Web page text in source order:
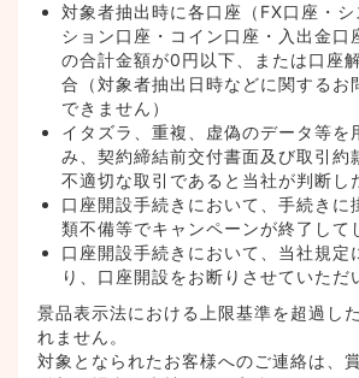
対象者抽出時に各口座（FX口座・
ション口座・コイン口座・入出金口
の合計金額が0円以下、または口座
合（対象者抽出日時などに関するお
できません）
イタズラ、重複、虚偽のデータ等を
み、契約締結前交付書面及び取引約
不適切な取引であると当社が判断し
口座開設手続きにおいて、手続きに
類不備等でキャンペーンが終了して
口座開設手続きにおいて、当社規定
り、口座開設をお断りさせていただ
景品表示法における上限基準を超過し
れません。
対象となられたお客様へのご連絡は、